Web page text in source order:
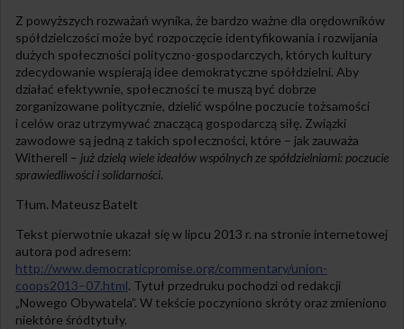
Z powyższych rozważań wynika, że bardzo ważne dla orędowników
spółdzielczości może być rozpoczęcie identyfikowania i rozwijania
dużych społeczności polityczno-gospodarczych, których kultury
zdecydowanie wspierają idee demokratyczne spółdzielni. Aby
działać efektywnie, społeczności te muszą być dobrze
zorganizowane politycznie, dzielić wspólne poczucie tożsamości
i celów oraz utrzymywać znaczącą gospodarczą siłę. Związki
zawodowe są jedną z takich społeczności, które – jak zauważa
Witherell – już dzielą wiele ideałów wspólnych ze spółdzielniami: poczucie
sprawiedliwości i solidarności.
Tłum. Mateusz Batelt
Tekst pierwotnie ukazał się w lipcu 2013 r. na stronie internetowej
autora pod adresem:
http://www.democraticpromise.org/commentary/union-
coops2013–07.html. Tytuł przedruku pochodzi od redakcji
„Nowego Obywatela”. W tekście poczyniono skróty oraz zmieniono
niektóre śródtytuły.